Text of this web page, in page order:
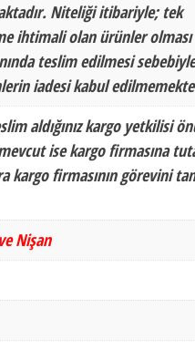
Niteliği itibariyle; tek
ihtimali olan ürünler olması
teslim edilmesi
iadesi kabul
aldığınız kargo yetkilisi
ise kargo firmasına
kargo firmasının görevini
Nişan